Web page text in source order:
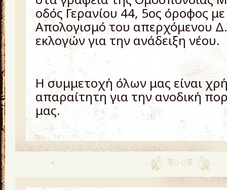
οδός Γερανίου 44, 5ος όροφος
Απολογισμό του απερχόμενου
εκλογών για την ανάδειξη νέου.
Η συμμετοχή όλων μας είναι
απαραίτητη για την ανοδική
μας.